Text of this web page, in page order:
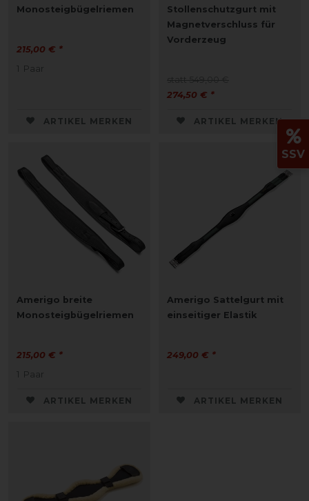
Monosteigbügelriemen
215,00 € *
1 Paar
ARTIKEL MERKEN
Stollenschutzgurt mit
Magnetverschluss für
Vorderzeug
274,50 € *
ARTIKEL MERKEN
Amerigo breite
Monosteigbügelriemen
215,00 € *
1 Paar
ARTIKEL MERKEN
Amerigo Sattelgurt mit
einseitiger Elastik
249,00 € *
ARTIKEL MERKEN
SSV